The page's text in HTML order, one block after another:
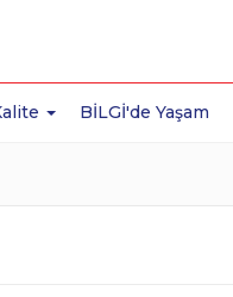
BİLGİ'de Yaşam